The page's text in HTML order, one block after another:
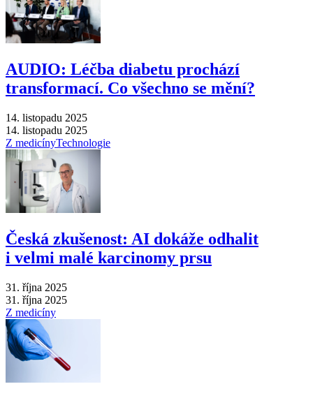
AUDIO: Léčba diabetu prochází
transformací. Co všechno se mění?
14. listopadu 2025
14. listopadu 2025
Z medicínyTechnologie
Česká zkušenost: AI dokáže odhalit
i velmi malé karcinomy prsu
31. října 2025
31. října 2025
Z medicíny